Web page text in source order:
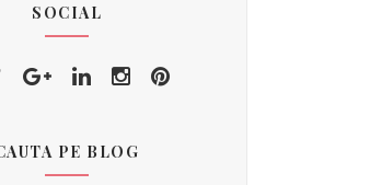
SOCIAL
PE BLOG